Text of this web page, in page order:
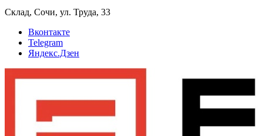
Склад, Сочи, ул. Труда, 33
Вконтакте
Telegram
Яндекс.Дзен